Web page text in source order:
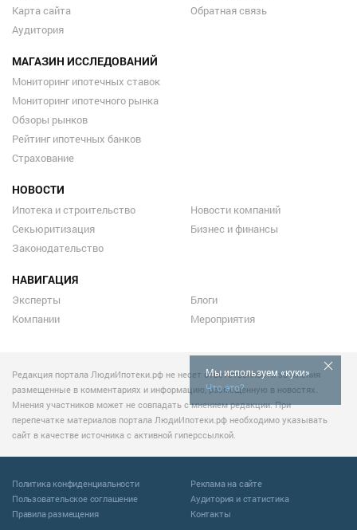
Мы используем «куки»
Что это?
Карта сайта
Аудитория
Обратная связь
МАГАЗИН ИССЛЕДОВАНИЙ
Мониторинг ипотечных ставок
Мониторинг ипотечного рынка
Обзоры рынков
Рейтинг ипотечных банков
Страхование
НОВОСТИ
Ипотека и строительство
Секьюритизация
Законодательство
Новости компаний
Бизнес и финансы
НАВИГАЦИЯ
Эксперты
Компании
Блоги
Мероприятия
Редакция портала ЛюдиИпотеки.рф не несет ответственности за мнения
размещенные в комментариях и информацию, размещенную в новостях.
Мнения участников может не совпадать с мнением редакции. При
перепечатке материалов портала ЛюдиИпотеки.рф необходимо указывать
сайт в качестве источника с активной гиперссылкой.
Политика конфиденциальности
Пользовательское соглашение
Правила размещения
Реклама на сайте
Аудитория и статистика
Контакты